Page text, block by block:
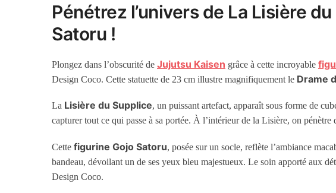
Pénétrez l’univers de La Lisière
Satoru !
Plongez dans l’obscurité deJujutsu Kaisen grâce à cette incroyable
Design Coco. Cette statuette de 23 cm illustre magnifiquement le Drame
La Lisière du Supplice, un puissant artefact, apparaît sous forme de
capturer tout ce qui passe à sa portée. À l’intérieur de la Lisière, on
Cettefigurine Gojo Satoru, posée sur un socle, reflète l’ambiance
bandeau, dévoilant un de ses yeux bleu majestueux. Le soin apporté aux
Design Coco.